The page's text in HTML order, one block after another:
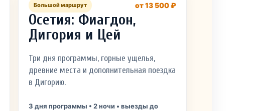
Большой маршрут от 13 500 ₽
Осетия: Фиагдон,
Дигория и Цей
Три дня программы, горные ущелья,
древние места и дополнительная поездка
в Дигорию.
3 дня программы • 2 ночи • выезды до